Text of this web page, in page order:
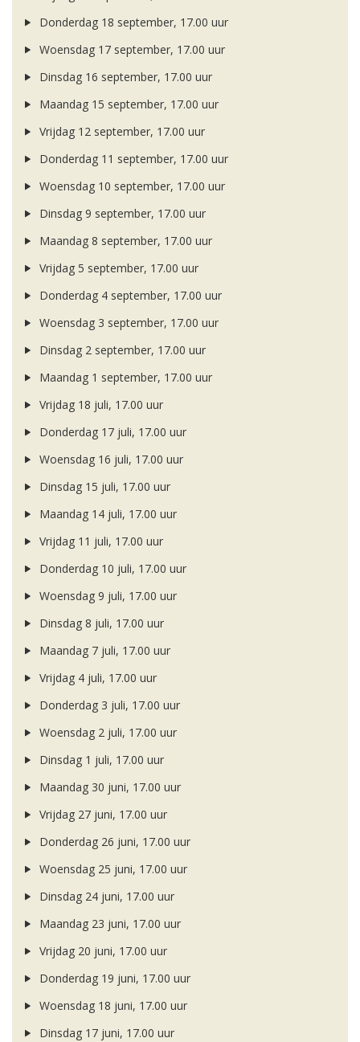
Donderdag 18 september, 17.00 uur
Woensdag 17 september, 17.00 uur
Dinsdag 16 september, 17.00 uur
Maandag 15 september, 17.00 uur
Vrijdag 12 september, 17.00 uur
Donderdag 11 september, 17.00 uur
Woensdag 10 september, 17.00 uur
Dinsdag 9 september, 17.00 uur
Maandag 8 september, 17.00 uur
Vrijdag 5 september, 17.00 uur
Donderdag 4 september, 17.00 uur
Woensdag 3 september, 17.00 uur
Dinsdag 2 september, 17.00 uur
Maandag 1 september, 17.00 uur
Vrijdag 18 juli, 17.00 uur
Donderdag 17 juli, 17.00 uur
Woensdag 16 juli, 17.00 uur
Dinsdag 15 juli, 17.00 uur
Maandag 14 juli, 17.00 uur
Vrijdag 11 juli, 17.00 uur
Donderdag 10 juli, 17.00 uur
Woensdag 9 juli, 17.00 uur
Dinsdag 8 juli, 17.00 uur
Maandag 7 juli, 17.00 uur
Vrijdag 4 juli, 17.00 uur
Donderdag 3 juli, 17.00 uur
Woensdag 2 juli, 17.00 uur
Dinsdag 1 juli, 17.00 uur
Maandag 30 juni, 17.00 uur
Vrijdag 27 juni, 17.00 uur
Donderdag 26 juni, 17.00 uur
Woensdag 25 juni, 17.00 uur
Dinsdag 24 juni, 17.00 uur
Maandag 23 juni, 17.00 uur
Vrijdag 20 juni, 17.00 uur
Donderdag 19 juni, 17.00 uur
Woensdag 18 juni, 17.00 uur
Dinsdag 17 juni, 17.00 uur